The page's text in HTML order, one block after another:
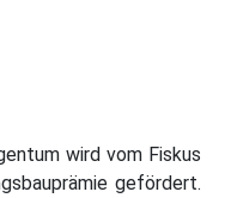
wird vom Fiskus
gefördert.